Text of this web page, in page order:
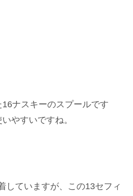
ナスキーのスプールです
やすいですね。
していますが、この13セフィ